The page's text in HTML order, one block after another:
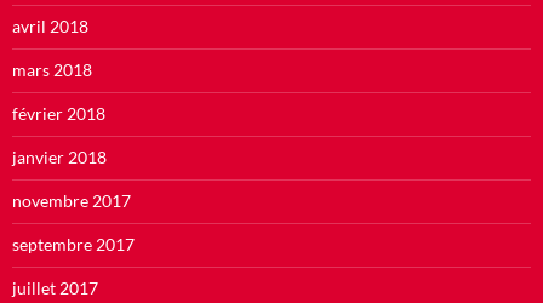
avril 2018
mars 2018
février 2018
janvier 2018
novembre 2017
septembre 2017
juillet 2017